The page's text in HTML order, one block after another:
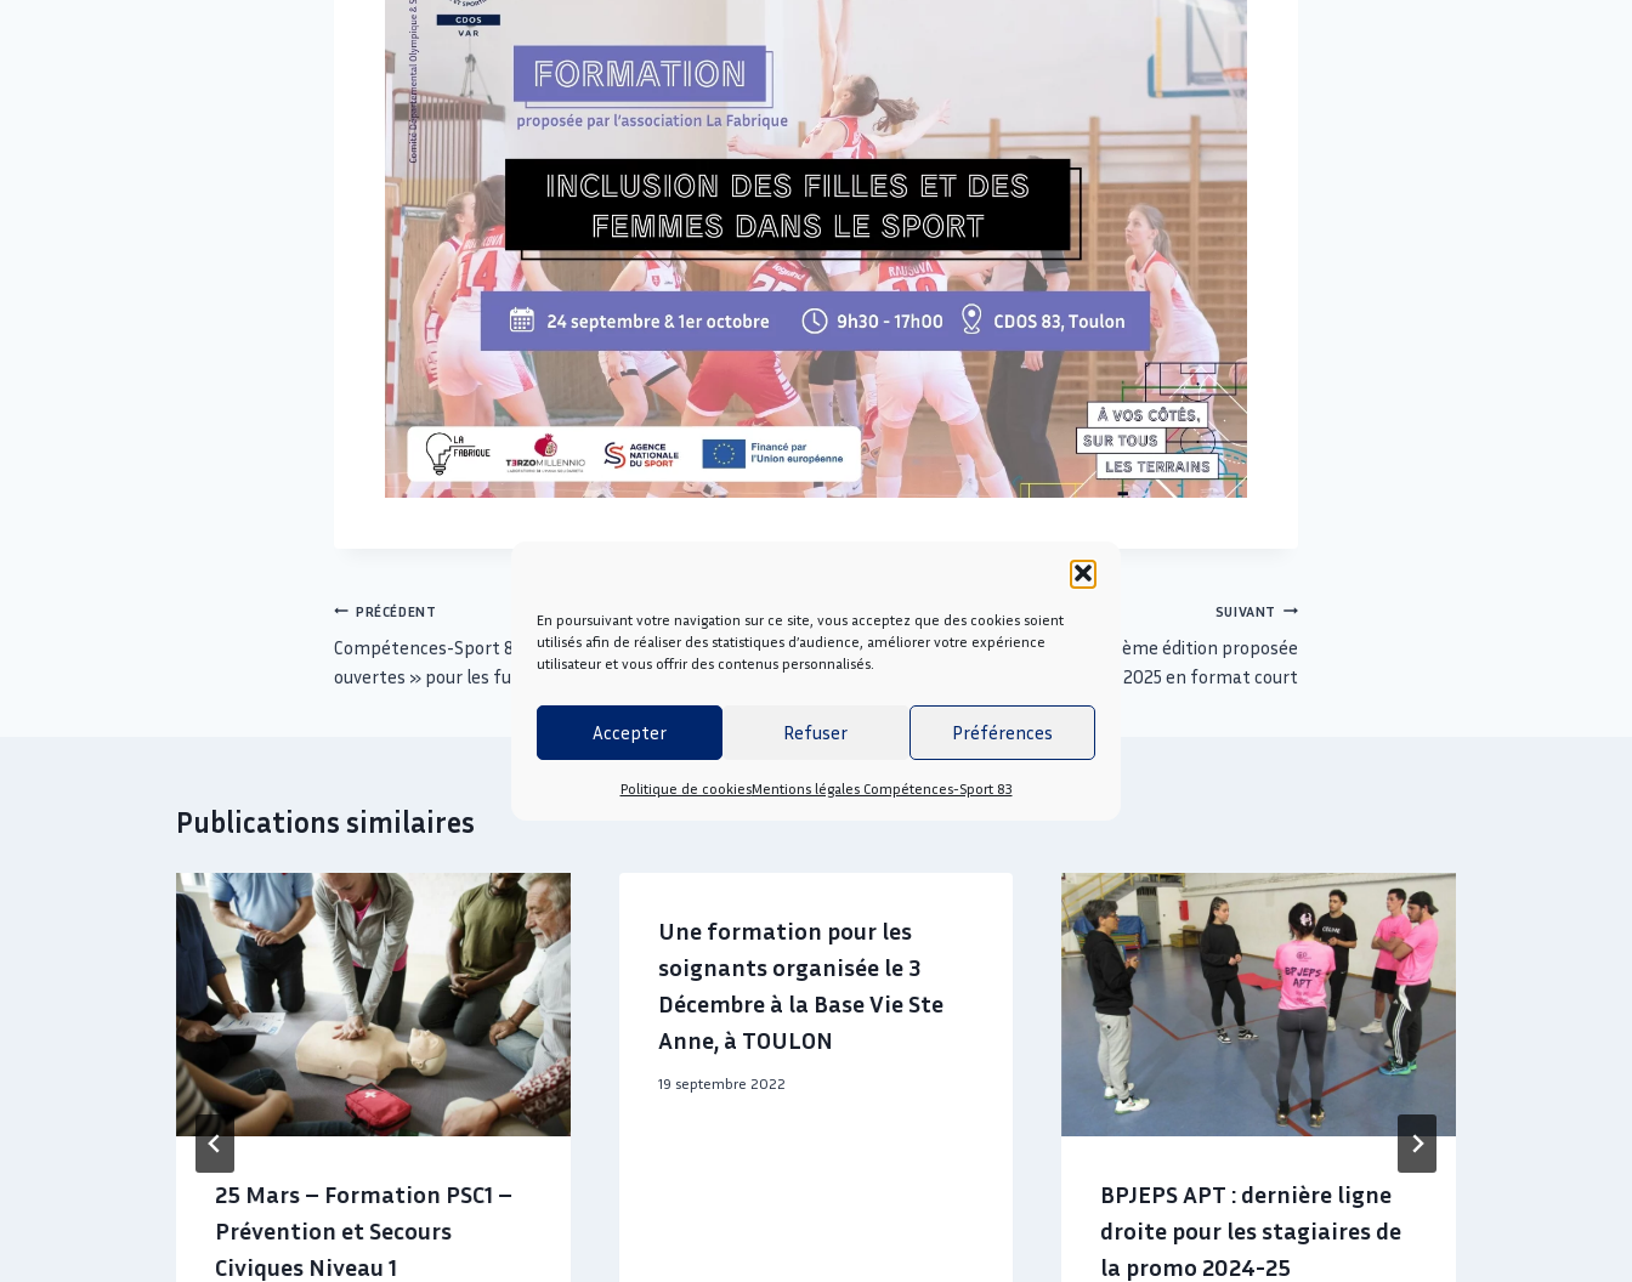
En poursuivant votre navigation sur ce site, vous acceptez que des cookies soient
utilisés afin de réaliser des statistiques d’audience, améliorer votre expérience
utilisateur et vous offrir des contenus personnalisés.
Accepter Refuser Préférences
Politique de cookiesMentions légales Compétences-Sport 83
PRÉCÉDENT
Compétences-Sport 83 a fait ses premières « portes
ouvertes » pour les futures formations BPJEPS
SUIVANT
« Plongeons vers l’avenir » : une 5ème édition proposée
fin 2025 en format court
Publications similaires
25 Mars – Formation PSC1 –
Prévention et Secours
Civiques Niveau 1
Une formation pour les
soignants organisée le 3
Décembre à la Base Vie Ste
Anne, à TOULON
19 septembre 2022
BPJEPS APT : dernière ligne
droite pour les stagiaires de
la promo 2024-25